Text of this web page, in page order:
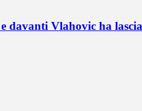
davanti Vlahovic ha